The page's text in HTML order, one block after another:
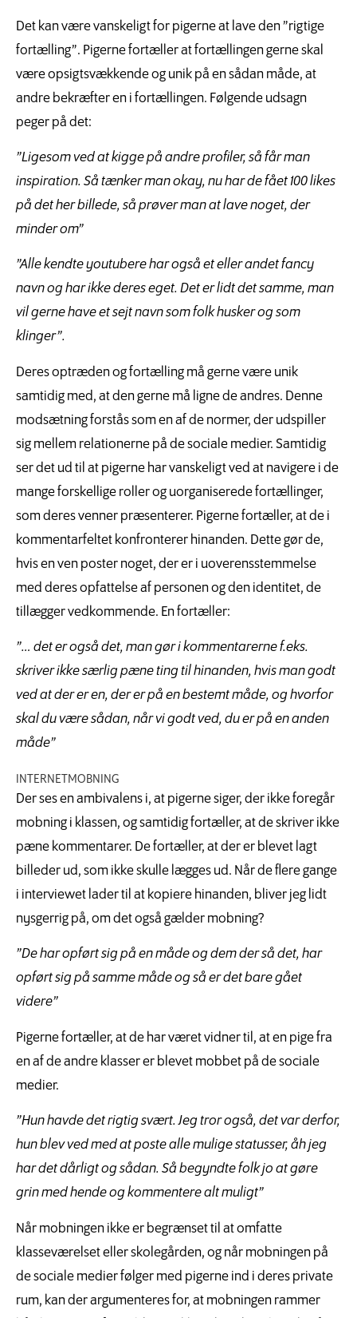
Det kan være vanskeligt for pigerne at lave den ”rigtige
fortælling”. Pigerne fortæller at fortællingen gerne skal
være opsigtsvækkende og unik på en sådan måde, at
andre bekræfter en i fortællingen. Følgende udsagn
peger på det:
”Ligesom ved at kigge på andre profiler, så får man
inspiration. Så tænker man okay, nu har de fået 100 likes
på det her billede, så prøver man at lave noget, der
minder om”
”Alle kendte youtubere har også et eller andet fancy
navn og har ikke deres eget. Det er lidt det samme, man
vil gerne have et sejt navn som folk husker og som
klinger”.
Deres optræden og fortælling må gerne være unik
samtidig med, at den gerne må ligne de andres. Denne
modsætning forstås som en af de normer, der udspiller
sig mellem relationerne på de sociale medier. Samtidig
ser det ud til at pigerne har vanskeligt ved at navigere i de
mange forskellige roller og uorganiserede fortællinger,
som deres venner præsenterer. Pigerne fortæller, at de i
kommentarfeltet konfronterer hinanden. Dette gør de,
hvis en ven poster noget, der er i uoverensstemmelse
med deres opfattelse af personen og den identitet, de
tillægger vedkommende. En fortæller:
”… det er også det, man gør i kommentarerne f.eks.
skriver ikke særlig pæne ting til hinanden, hvis man godt
ved at der er en, der er på en bestemt måde, og hvorfor
skal du være sådan, når vi godt ved, du er på en anden
måde”
INTERNETMOBNING
Der ses en ambivalens i, at pigerne siger, der ikke foregår
mobning i klassen, og samtidig fortæller, at de skriver ikke
pæne kommentarer. De fortæller, at der er blevet lagt
billeder ud, som ikke skulle lægges ud. Når de flere gange
i interviewet lader til at kopiere hinanden, bliver jeg lidt
nysgerrig på, om det også gælder mobning?
”De har opført sig på en måde og dem der så det, har
opført sig på samme måde og så er det bare gået
videre”
Pigerne fortæller, at de har været vidner til, at en pige fra
en af de andre klasser er blevet mobbet på de sociale
medier.
”Hun havde det rigtig svært. Jeg tror også, det var derfor,
hun blev ved med at poste alle mulige statusser, åh jeg
har det dårligt og sådan. Så begyndte folk jo at gøre
grin med hende og kommentere alt muligt”
Når mobningen ikke er begrænset til at omfatte
klasseværelset eller skolegården, og når mobningen på
de sociale medier følger med pigerne ind i deres private
rum, kan der argumenteres for, at mobningen rammer